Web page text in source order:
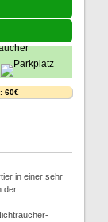
60€
in einer sehr
der